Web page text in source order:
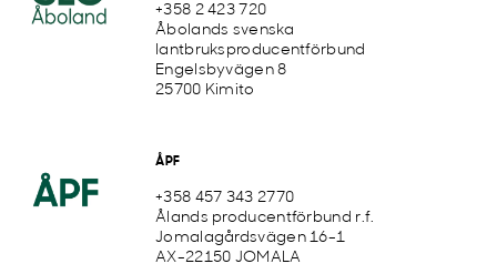
+358 2 423 720
Åbolands svenska
lantbruksproducentförbund
Engelsbyvägen 8
25700 Kimito
ÅPF
+358 457 343 2770
Ålands producentförbund r.f.
Jomalagårdsvägen 16-1
AX-22150 JOMALA